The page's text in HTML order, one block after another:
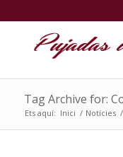
Tag Archive for:
Ets aquí: Inici / Notícies /